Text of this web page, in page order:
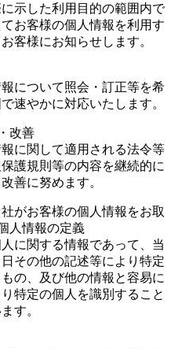
示した利用目的の範囲内で
お客様の個人情報を利用す
客様にお知らせします。
について照会・訂正等を希
速やかに対応いたします。
改善
に関して適用される法令等
護規則等の内容を継続的に
善に努めます。
がお客様の個人情報をお取
人情報の定義
に関する情報であって、当
その他の記述等により特定
の、及び他の情報と容易に
特定の個人を識別すること
す。